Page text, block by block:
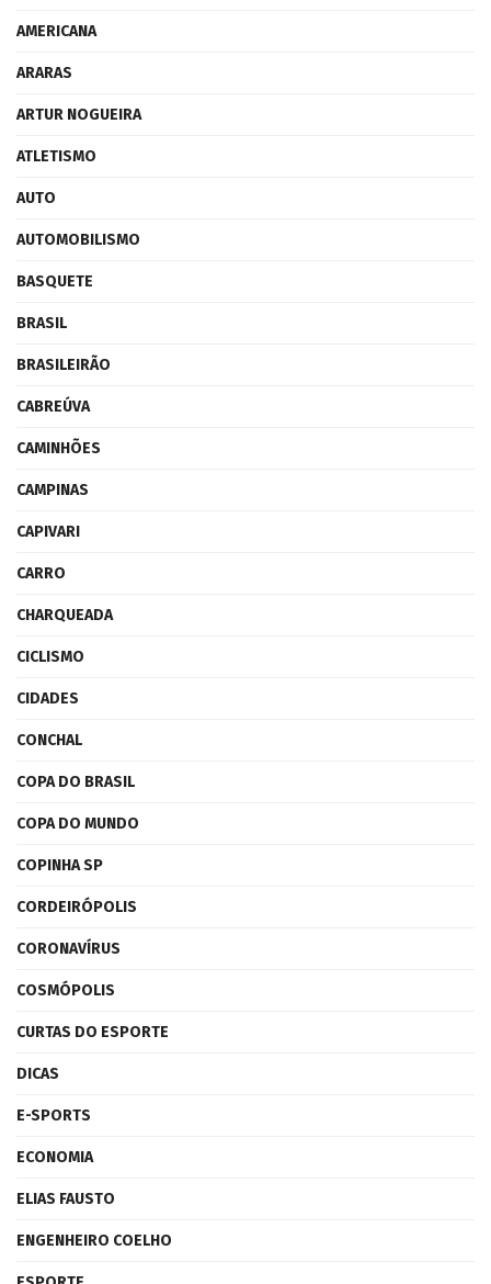
AMERICANA
ARARAS
ARTUR NOGUEIRA
ATLETISMO
AUTO
AUTOMOBILISMO
BASQUETE
BRASIL
BRASILEIRÃO
CABREÚVA
CAMINHÕES
CAMPINAS
CAPIVARI
CARRO
CHARQUEADA
CICLISMO
CIDADES
CONCHAL
COPA DO BRASIL
COPA DO MUNDO
COPINHA SP
CORDEIRÓPOLIS
CORONAVÍRUS
COSMÓPOLIS
CURTAS DO ESPORTE
DICAS
E-SPORTS
ECONOMIA
ELIAS FAUSTO
ENGENHEIRO COELHO